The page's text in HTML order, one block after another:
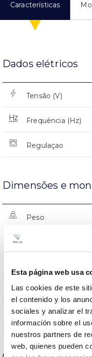
Esta página web usa
Las cookies de este
el contenido y los
sociales y analizar el
información sobre el
nuestros partners de
web, quienes pueden
Características
Dados elétricos
Tensão (V)
Frequência (Hz)
Regulaçao
Dimensões e
Peso
Posição de
Junção
Iluminação